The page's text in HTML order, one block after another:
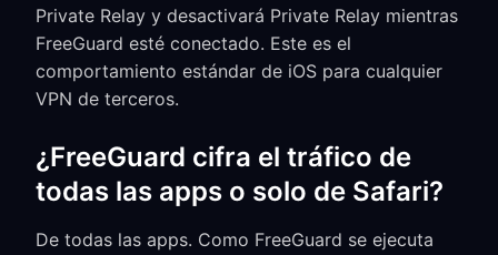
Private Relay y desactivará Private Relay mientras
FreeGuard esté conectado. Este es el
comportamiento estándar de iOS para cualquier
VPN de terceros.
¿FreeGuard cifra el tráfico de
todas las apps o solo de Safari?
De todas las apps. Como FreeGuard se ejecuta